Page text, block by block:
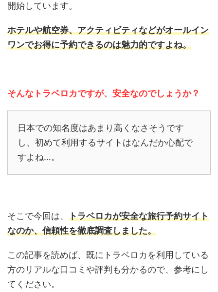
開始しています。
ホテルや航空券、アクティビティなどがオールイン
ワンでお得に予約できるのは魅力的ですよね。
そんな トラベロカですが、 安全なのでしょうか？
日本での知名度はあまり高くなさそうです
し、初めて利用するサイトはなんだか心配で
すよね…。
そこで今回は、 トラベロカが安全な旅行予約サイト
なのか、信頼性を徹底調査しました。
この記事を読めば、既にトラベロカを利用している
方のリアルな口コミや評判も分かるので、参考にし
てください。